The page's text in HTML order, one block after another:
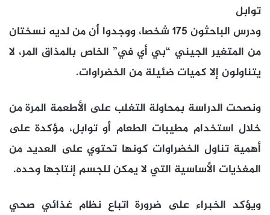
توابل
ودرس الباحثون 175 شخصا، ووجدوا أن من لديه نسختان
من المتغير الجيني “بي أي في” الخاص بالمذاق المر، لا
يتناولون إلا كميات ضئيلة من الخضراوات.
ونصحت الدراسة بمحاولة التغلب على الأطعمة المرة من
خلال استخدام مطيبات الطعام أو توابل، مؤكدة على
أهمية تناول الخضراوات كونها تحتوي على العديد من
المغذيات الأساسية التي لا يمكن للجسم إنتاجها وحده.
ويؤكد الخبراء على ضرورة اتباع نظام غذائي صحي